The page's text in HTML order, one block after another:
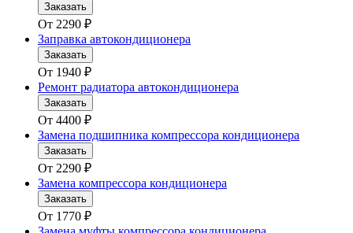
Заказать
От 2290 ₽
Заправка автокондиционера
Заказать
От 1940 ₽
Ремонт радиатора автокондиционера
Заказать
От 4400 ₽
Замена подшипника компрессора кондиционера
Заказать
От 2290 ₽
Замена компрессора кондиционера
Заказать
От 1770 ₽